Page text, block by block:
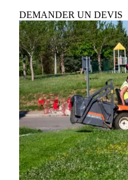
DEMANDER UN DEVIS